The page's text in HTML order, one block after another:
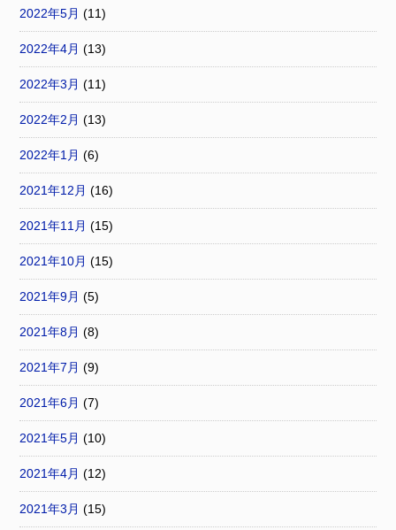
2022年5月 (11)
2022年4月 (13)
2022年3月 (11)
2022年2月 (13)
2022年1月 (6)
2021年12月 (16)
2021年11月 (15)
2021年10月 (15)
2021年9月 (5)
2021年8月 (8)
2021年7月 (9)
2021年6月 (7)
2021年5月 (10)
2021年4月 (12)
2021年3月 (15)